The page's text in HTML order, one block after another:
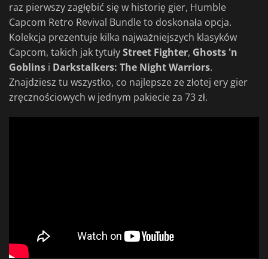
raz pierwszy zagłębić się w historię gier, Humble
Capcom Retro Revival Bundle to doskonała opcja.
Kolekcja prezentuje kilka najważniejszych klasyków
Capcom, takich jak tytułyStreet Fighter, Ghosts 'n
Goblins i Darkstalkers: The Night Warriors.
Znajdziesz tu wszystko, co najlepsze ze złotej ery gier
zręcznościowych w jednym pakiecie za 73 zł.